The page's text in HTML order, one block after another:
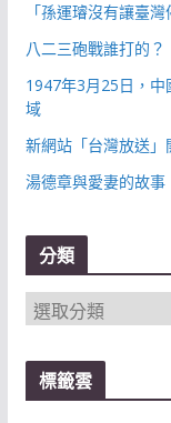
「孫運璿沒有讓臺
八二三砲戰誰打的？
1947年3月25日，
域
新網站「台灣放送」
湯德章與愛妻的故事
分類
分
標籤雲